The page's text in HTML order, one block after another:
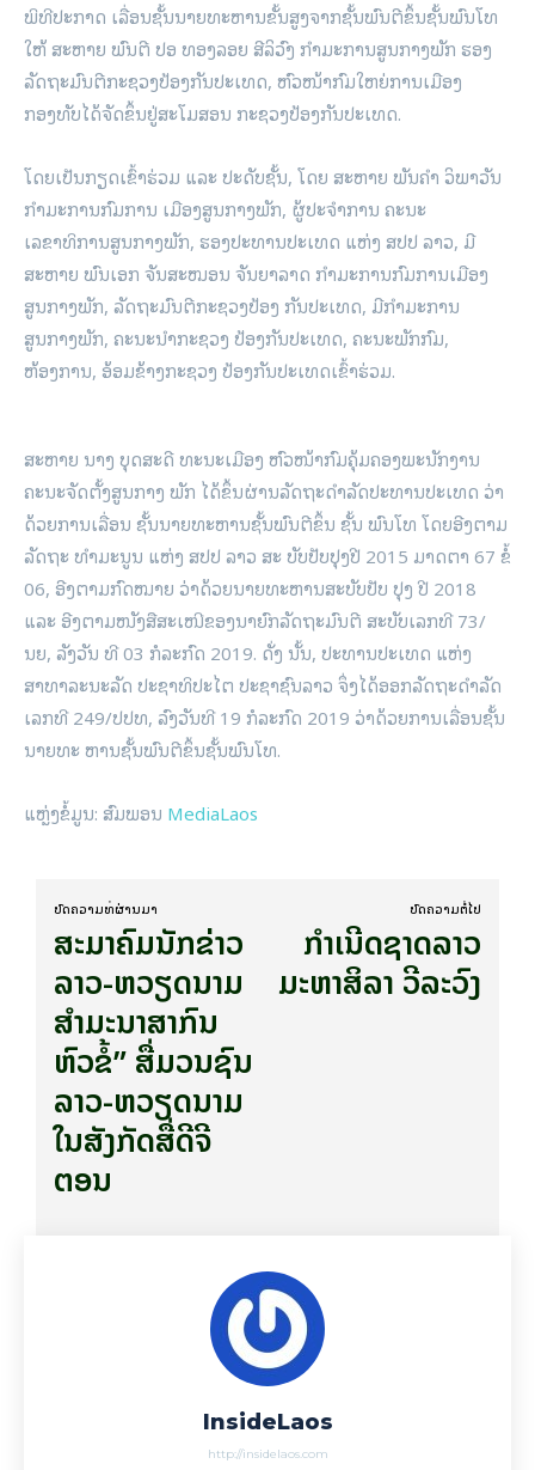
ພິທີປະກາດ ເລື່ອນຊັ້ນນາຍທະຫານຂັ້ນສູງຈາກຊັ້ນພົນຕີຂຶ້ນຊັ້ນພົນໂທ
ໃຫ້ ສະຫາຍ ພົນຕີ ປອ ທອງລອຍ ສີລິວົງ ກຳມະການສູນກາງພັກ ຮອງ
ລັດຖະມົນຕີກະຊວງປ້ອງກັນປະເທດ, ຫົວໜ້າກົມໃຫຍ່ການເມືອງ
ກອງທັບໄດ້ຈັດຂຶ້ນຢູ່ສະໂມສອນ ກະຊວງປ້ອງກັນປະເທດ.
ໂດຍເປັນກຽດເຂົ້າຮ່ວມ ແລະ ປະດັບຊັ້ນ, ໂດຍ ສະຫາຍ ພັນຄໍາ ວິພາວັນ
ກຳມະການກົມການ ເມືອງສູນກາງພັກ, ຜູ້ປະຈຳການ ຄະນະ
ເລຂາທິການສູນກາງພັກ, ຮອງປະທານປະເທດ ແຫ່ງ ສປປ ລາວ, ມີ
ສະຫາຍ ພົນເອກ ຈັນສະໝອນ ຈັນຍາລາດ ກຳມະການກົມການເມືອງ
ສູນກາງພັກ, ລັດຖະມົນຕີກະຊວງປ້ອງ ກັນປະເທດ, ມີກຳມະການ
ສູນກາງພັກ, ຄະນະນໍາກະຊວງ ປ້ອງກັນປະເທດ, ຄະນະພັກກົມ,
ຫ້ອງການ, ອ້ອມຂ້າງກະຊວງ ປ້ອງກັນປະເທດເຂົ້າຮ່ວມ.
ສະຫາຍ ນາງ ບຸດສະດີ ທະນະເມືອງ ຫົວໜ້າກົມຄຸ້ມຄອງພະນັກງານ
ຄະນະຈັດຕັ້ງສູນກາງ ພັກ ໄດ້ຂຶ້ນຜ່ານລັດຖະດຳລັດປະທານປະເທດ ວ່າ
ດ້ວຍການເລື່ອນ ຊັ້ນນາຍທະຫານຊັ້ນພົນຕີຂຶ້ນ ຊັ້ນ ພົນໂທ ໂດຍອີງຕາມ
ລັດຖະ ທຳມະນູນ ແຫ່ງ ສປປ ລາວ ສະ ບັບປັບປຸງປີ 2015 ມາດຕາ 67 ຂໍ້
06, ອີງຕາມກົດໝາຍ ວ່າດ້ວຍນາຍທະຫານສະບັບປັບ ປຸງ ປີ 2018
ແລະ ອີງຕາມໜັງສືສະເໜີຂອງນາຍົກລັດຖະມົນຕີ ສະບັບເລກທີ 73/
ນຍ, ລັງວັນ ທີ 03 ກໍລະກົດ 2019. ດັ່ງ ນັ້ນ, ປະທານປະເທດ ແຫ່ງ
ສາທາລະນະລັດ ປະຊາທິປະໄຕ ປະຊາຊົນລາວ ຈຶ່ງໄດ້ອອກລັດຖະດຳລັດ
ເລກທີ 249/ປປທ, ລົງວັນທີ 19 ກໍລະກົດ 2019 ວ່າດ້ວຍການເລື່ອນຊັ້ນ
ນາຍທະ ຫານຊັ້ນພົນຕີຂຶ້ນຊັ້ນພົນໂທ.
ແຫຼ່ງຂໍ້ມູນ: ສົມພອນ MediaLaos
ບົດ​ຄວາມ​ທີ່​ຜ່ານ​ມາ
ສະມາຄົມນັກຂ່າວ
ລາວ-ຫວຽດນາມ
ສໍາມະນາສາກົນ
ຫົວຂໍ້” ສື່ມວນຊົນ
ລາວ-ຫວຽດນາມ
ໃນສັງກັດສື່ດີຈີ
ຕອນ
ບົດ​ຄວາມ​ຕໍ່​ໄປ
ກໍາເນີດຊາດລາວ
ມະຫາສິລາ ວີລະວົງ
InsideLaos
http://insidelaos.com